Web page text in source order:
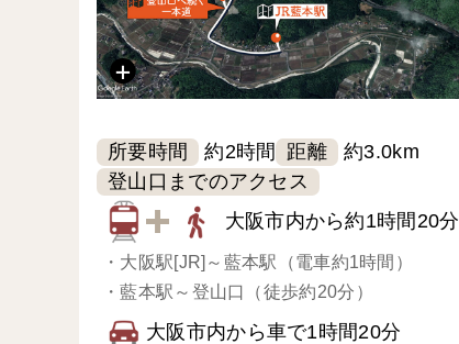
所要時間 約2時間 距離
約3.0km
登山口までのアクセス
大阪市内から約1時間20分
・ 大阪駅[JR]～藍本駅（電車約1時間）
・藍本駅～登山口（徒歩約20分）
大阪市内から車で1時間20分